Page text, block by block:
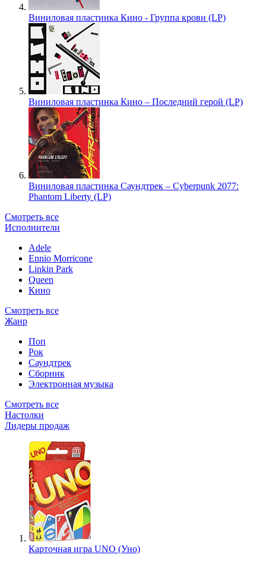
Виниловая пластинка Кино - Группа крови (LP)
Виниловая пластинка Кино – Последний герой (LP)
Виниловая пластинка Саундтрек – Cyberpunk 2077:
Phantom Liberty (LP)
Смотреть все
Исполнители
Adele
Ennio Morricone
Linkin Park
Queen
Кино
Смотреть все
Жанр
Поп
Рок
Саундтрек
Сборник
Электронная музыка
Смотреть все
Настолки
Лидеры продаж
Карточная игра UNO (Уно)